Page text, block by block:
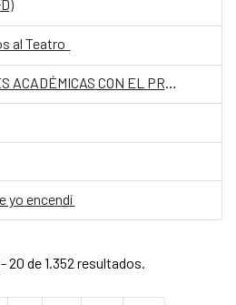
al Teatro
yo encendí
20 de 1.352 resultados.